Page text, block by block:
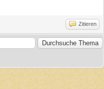
Zitieren